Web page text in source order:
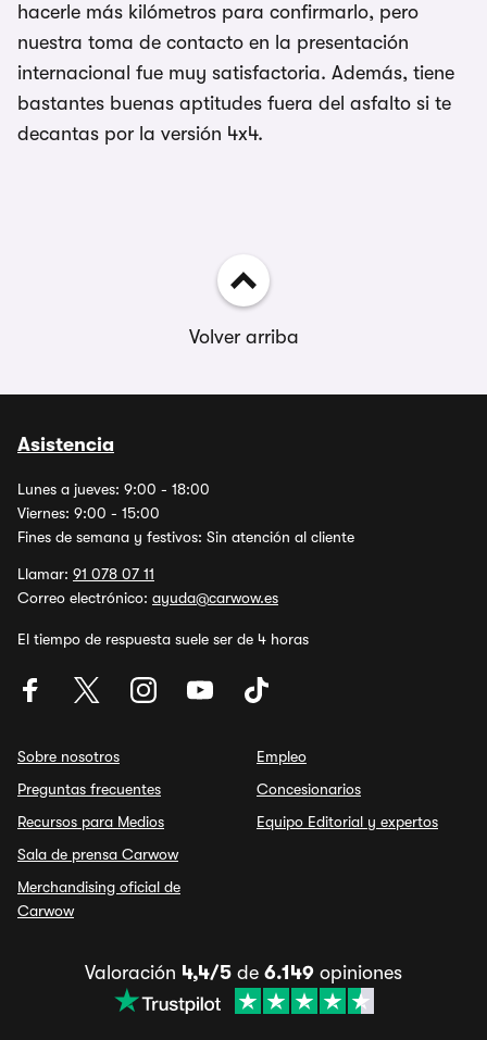
hacerle más kilómetros para confirmarlo, pero
nuestra toma de contacto en la presentación
internacional fue muy satisfactoria. Además, tiene
bastantes buenas aptitudes fuera del asfalto si te
decantas por la versión 4x4.
Volver arriba
Asistencia
Lunes a jueves: 9:00 - 18:00
Viernes: 9:00 - 15:00
Fines de semana y festivos: Sin atención al cliente
Llamar: 91 078 07 11
Correo electrónico: ayuda@carwow.es
El tiempo de respuesta suele ser de 4 horas
Sobre nosotros
Preguntas frecuentes
Recursos para Medios
Sala de prensa Carwow
Merchandising oficial de
Carwow
Empleo
Concesionarios
Equipo Editorial y expertos
Valoración 4,4/5 de 6.149 opiniones